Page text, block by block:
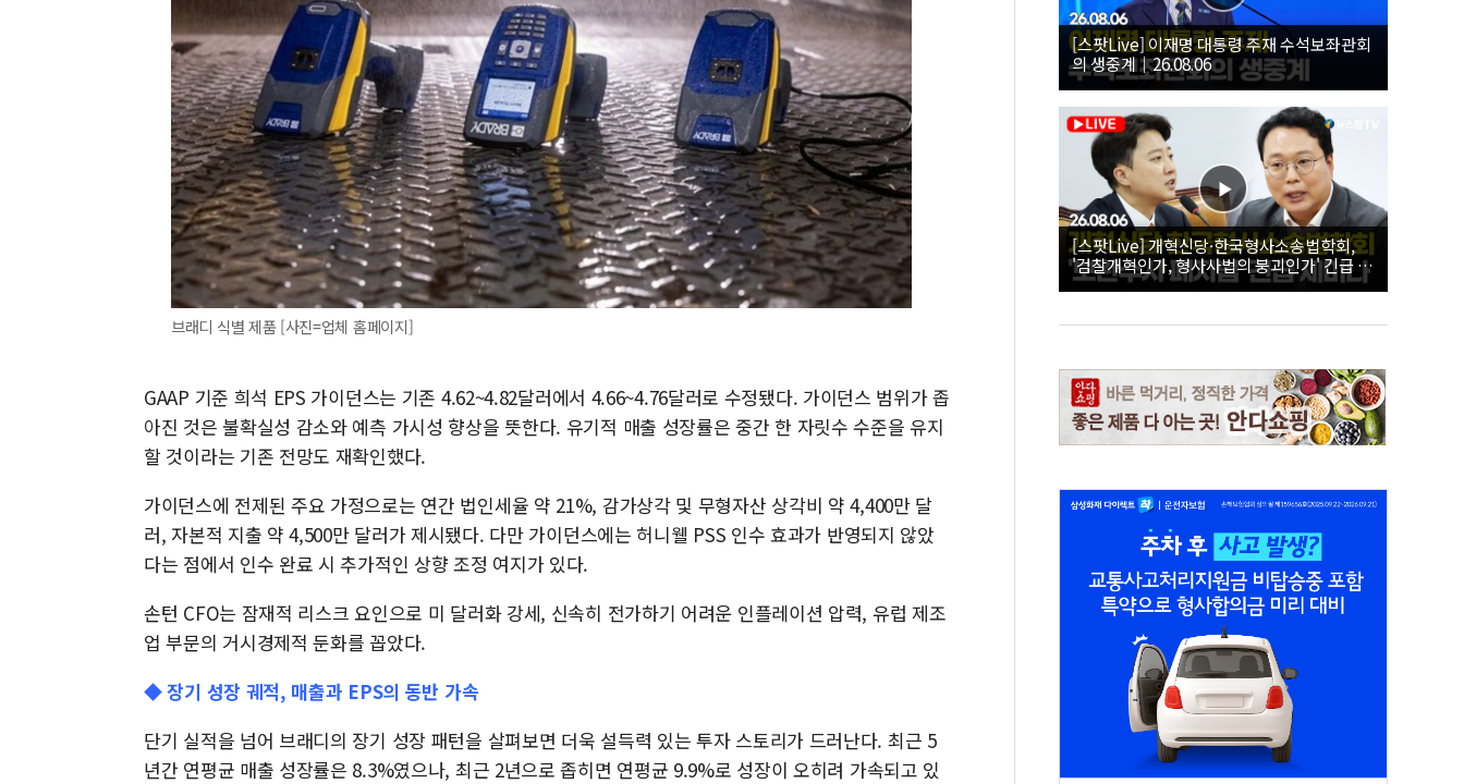
브래디 식별 제품 [사진=업체 홈페이지]
GAAP 기준 희석 EPS 가이던스는 기존 4.62~4.82달러에서 4.66~4.76달러로 수정됐다. 가이던스 범위가 좁
아진 것은 불확실성 감소와 예측 가시성 향상을 뜻한다. 유기적 매출 성장률은 중간 한 자릿수 수준을 유지
할 것이라는 기존 전망도 재확인했다.
가이던스에 전제된 주요 가정으로는 연간 법인세율 약 21%, 감가상각 및 무형자산 상각비 약 4,400만 달
러, 자본적 지출 약 4,500만 달러가 제시됐다. 다만 가이던스에는 허니웰 PSS 인수 효과가 반영되지 않았
다는 점에서 인수 완료 시 추가적인 상향 조정 여지가 있다.
손턴 CFO는 잠재적 리스크 요인으로 미 달러화 강세, 신속히 전가하기 어려운 인플레이션 압력, 유럽 제조
업 부문의 거시경제적 둔화를 꼽았다.
◆ 장기 성장 궤적, 매출과 EPS의 동반 가속
단기 실적을 넘어 브래디의 장기 성장 패턴을 살펴보면 더욱 설득력 있는 투자 스토리가 드러난다. 최근 5
년간 연평균 매출 성장률은 8.3%였으나, 최근 2년으로 좁히면 연평균 9.9%로 성장이 오히려 가속되고 있
[스팟Live] 이재명 대통령 주재 수석보좌관회
의 생중계｜26.08.06
[스팟Live] 개혁신당·한국형사소송법학회,
'검찰개혁인가, 형사사법의 붕괴인가' 긴급 세
미나｜26.08.06